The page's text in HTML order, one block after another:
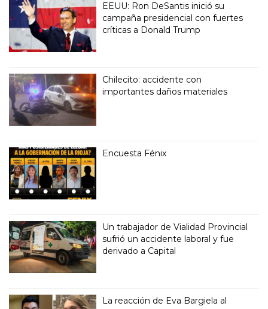
EEUU: Ron DeSantis inició su
campaña presidencial con fuertes
críticas a Donald Trump
Chilecito: accidente con
importantes daños materiales
Encuesta Fénix
Un trabajador de Vialidad Provincial
sufrió un accidente laboral y fue
derivado a Capital
La reacción de Eva Bargiela al